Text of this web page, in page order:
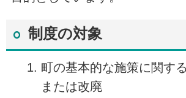
制度の対象
町の基本的な施策に関す
または改廃